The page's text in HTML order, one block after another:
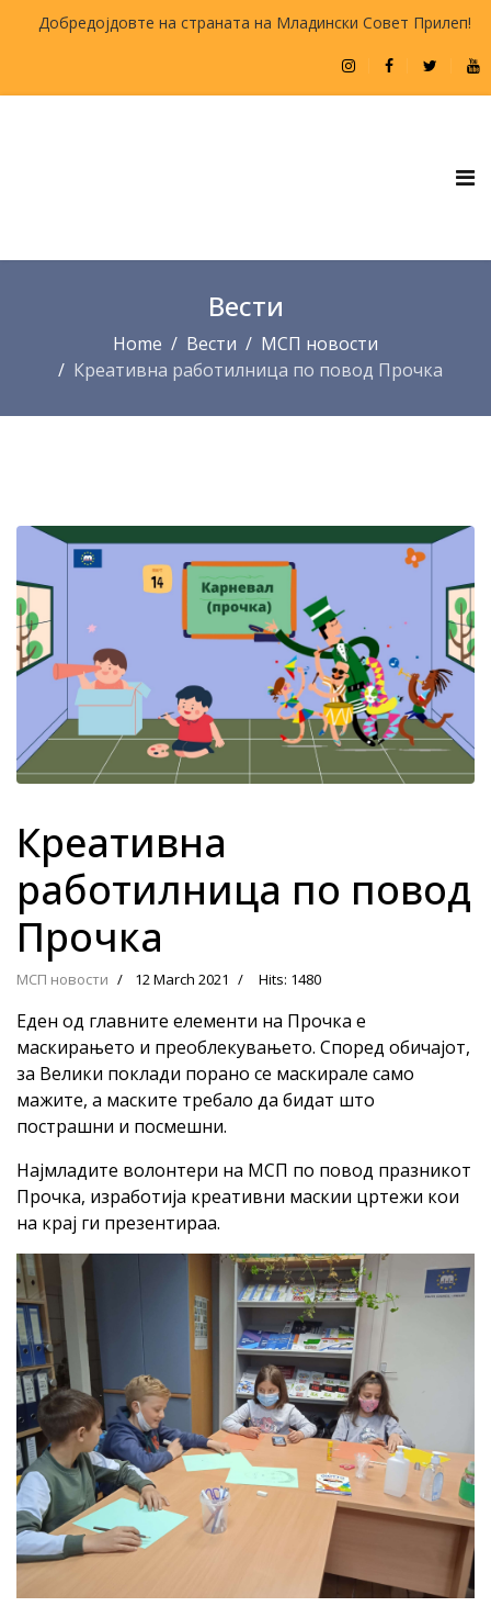
Добредојдовте на страната на Младински Совет Прилеп!
Вести
Home Вести
МСП новости
Креативна работилница по повод Прочка
Креативна
работилница по повод
Прочка
МСП новости 12 March 2021 Hits: 1480
Еден од главните елементи на Прочка е
маскирањето и преоблекувањето. Според обичајот,
за Велики поклади порано се маскирале само
мажите, а маските требало да бидат што
пострашни и посмешни.
Најмладите волонтери на МСП по повод празникот
Прочка, изработија креативни маскии цртежи кои
на крај ги презентираа.